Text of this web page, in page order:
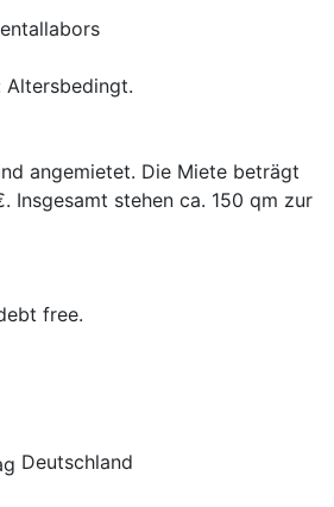
Altersbedingt.
angemietet. Die Miete beträgt
Insgesamt stehen ca. 150 qm zur
free.
Deutschland